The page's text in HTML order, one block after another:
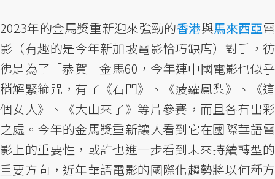
2023年的金馬獎重新迎來強勁的香港與馬來西亞電
影（有趣的是今年新加坡電影恰巧缺席）對手，彷
彿是為了「恭賀」金馬60，今年連中國電影也似乎
稍解緊箍咒，有了《石門》、《菠蘿鳳梨》、《這
個女人》、《大山來了》等片參賽，而且各有出彩
之處。今年的金馬獎重新讓人看到它在國際華語電
影上的重要性，或許也進一步看到未來持續轉型的
重要方向，近年華語電影的國際化趨勢將以何種方